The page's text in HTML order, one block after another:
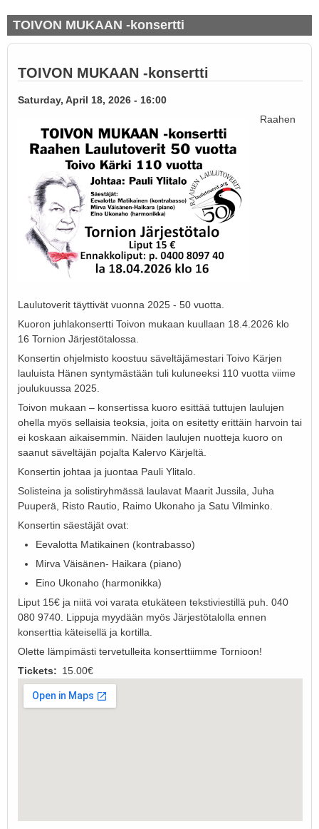
TOIVON MUKAAN -konsertti
TOIVON MUKAAN -konsertti
Saturday, April 18, 2026 - 16:00
Raahen
Laulutoverit täyttivät vuonna 2025 - 50 vuotta.
Kuoron juhlakonsertti Toivon mukaan kuullaan 18.4.2026 klo
16 Tornion Järjestötalossa.
Konsertin ohjelmisto koostuu säveltäjämestari Toivo Kärjen
lauluista Hänen syntymästään tuli kuluneeksi 110 vuotta viime
joulukuussa 2025.
Toivon mukaan – konsertissa kuoro esittää tuttujen laulujen
ohella myös sellaisia teoksia, joita on esitetty erittäin harvoin tai
ei koskaan aikaisemmin. Näiden laulujen nuotteja kuoro on
saanut säveltäjän pojalta Kalervo Kärjeltä.
Konsertin johtaa ja juontaa Pauli Ylitalo.
Solisteina ja solistiryhmässä laulavat Maarit Jussila, Juha
Puuperä, Risto Rautio, Raimo Ukonaho ja Satu Vilminko.
Konsertin säestäjät ovat:
Eevalotta Matikainen (kontrabasso)
Mirva Väisänen- Haikara (piano)
Eino Ukonaho (harmonikka)
Liput 15€ ja niitä voi varata etukäteen tekstiviestillä puh. 040
080 9740. Lippuja myydään myös Järjestötalolla ennen
konserttia käteisellä ja kortilla.
Olette lämpimästi tervetulleita konserttiimme Tornioon!
Tickets
15.00€